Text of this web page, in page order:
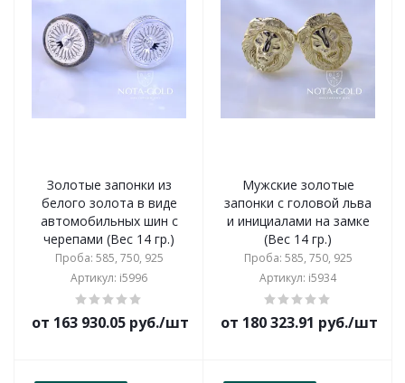
Золотые запонки из
белого золота в виде
автомобильных шин с
черепами (Вес 14 гр.)
Проба: 585, 750, 925
Артикул: i5996
от 163 930.05 руб./шт
Мужские золотые
запонки с головой льва
и инициалами на замке
(Вес 14 гр.)
Проба: 585, 750, 925
Артикул: i5934
от 180 323.91 руб./шт